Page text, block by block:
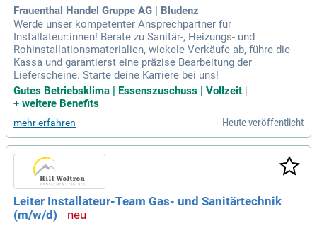
Frauenthal Handel Gruppe AG | Bludenz
Werde unser kompetenter Ansprechpartner für
Installateur:innen! Berate zu Sanitär-, Heizungs- und
Rohinstallationsmaterialien, wickele Verkäufe ab, führe die
Kassa und garantierst eine präzise Bearbeitung der
Lieferscheine. Starte deine Karriere bei uns!
Gutes Betriebsklima | Essenszuschuss | Vollzeit |
+ weitere Benefits
mehr erfahren Heute veröffentlicht
Leiter Installateur-Team Gas- und Sanitärtechnik
(m/w/d)